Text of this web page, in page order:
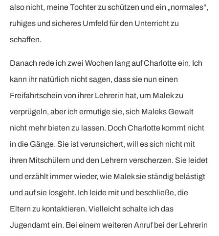
also nicht, meine Tochter zu schützen und ein „normales“,
ruhiges und sicheres Umfeld für den Unterricht zu
schaffen.
Danach rede ich zwei Wochen lang auf Charlotte ein. Ich
kann ihr natürlich nicht sagen, dass sie nun einen
Freifahrtschein von ihrer Lehrerin hat, um Malek zu
verprügeln, aber ich ermutige sie, sich Maleks Gewalt
nicht mehr bieten zu lassen. Doch Charlotte kommt nicht
in die Gänge. Sie ist verunsichert, will es sich nicht mit
ihren Mitschülern und den Lehrern verscherzen. Sie leidet
und erzählt immer wieder, wie Malek sie ständig belästigt
und auf sie losgeht. Ich leide mit und beschließe, die
Eltern zu kontaktieren. Vielleicht schalte ich das
Jugendamt ein. Bei einem weiteren Anruf bei der Lehrerin